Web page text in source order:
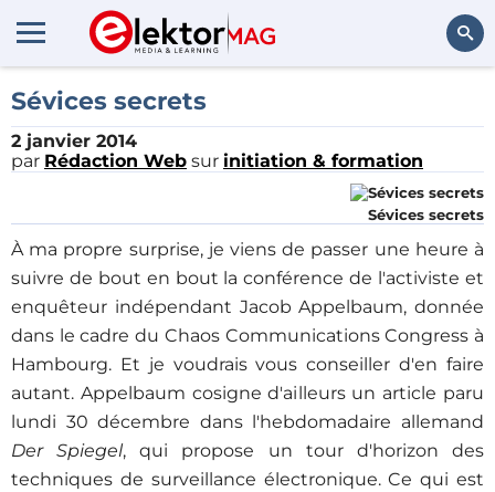
Sévices secrets
2 janvier 2014
par Rédaction Web sur initiation & formation
Sévices secrets
À ma propre surprise, je viens de passer une heure à
suivre de bout en bout la conférence de l'activiste et
enquêteur indépendant Jacob Appelbaum, donnée
dans le cadre du Chaos Communications Congress à
Hambourg. Et je voudrais vous conseiller d'en faire
autant. Appelbaum cosigne d'ailleurs un article paru
lundi 30 décembre dans l'hebdomadaire allemand
Der Spiegel, qui propose un tour d'horizon des
techniques de surveillance électronique. Ce qui est